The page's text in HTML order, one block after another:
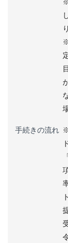
手続きの流れ